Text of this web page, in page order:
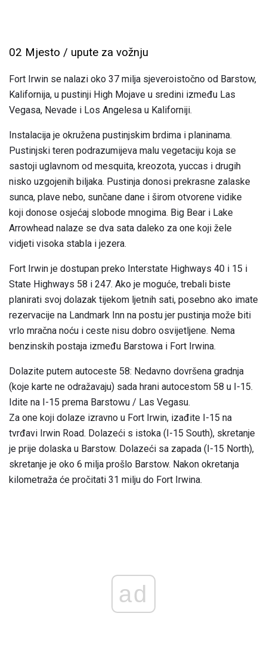
02 Mjesto / upute za vožnju
Fort Irwin se nalazi oko 37 milja sjeveroistočno od Barstow,
Kalifornija, u pustinji High Mojave u sredini između Las
Vegasa, Nevade i Los Angelesa u Kaliforniji.
Instalacija je okružena pustinjskim brdima i planinama.
Pustinjski teren podrazumijeva malu vegetaciju koja se
sastoji uglavnom od mesquita, kreozota, yuccas i drugih
nisko uzgojenih biljaka. Pustinja donosi prekrasne zalaske
sunca, plave nebo, sunčane dane i širom otvorene vidike
koji donose osjećaj slobode mnogima. Big Bear i Lake
Arrowhead nalaze se dva sata daleko za one koji žele
vidjeti visoka stabla i jezera.
Fort Irwin je dostupan preko Interstate Highways 40 i 15 i
State Highways 58 i 247. Ako je moguće, trebali biste
planirati svoj dolazak tijekom ljetnih sati, posebno ako imate
rezervacije na Landmark Inn na postu jer pustinja može biti
vrlo mračna noću i ceste nisu dobro osvijetljene. Nema
benzinskih postaja između Barstowa i Fort Irwina.
Dolazite putem autoceste 58: Nedavno dovršena gradnja
(koje karte ne odražavaju) sada hrani autocestom 58 u I-15.
Idite na I-15 prema Barstowu / Las Vegasu.
Za one koji dolaze izravno u Fort Irwin, izađite I-15 na
tvrđavi Irwin Road. Dolazeći s istoka (I-15 South), skretanje
je prije dolaska u Barstow. Dolazeći sa zapada (I-15 North),
skretanje je oko 6 milja prošlo Barstow. Nakon okretanja
kilometraža će pročitati 31 milju do Fort Irwina.
ad